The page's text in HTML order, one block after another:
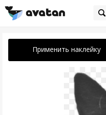
Применить наклейку